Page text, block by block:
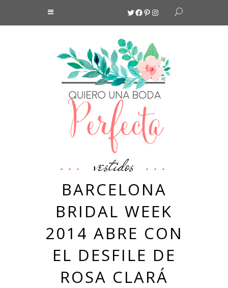
Twitter
Facebook
Pinterest
Instagram
vestidos
BARCELONA
BRIDAL WEEK
2014 ABRE CON
EL DESFILE DE
ROSA CLARÁ